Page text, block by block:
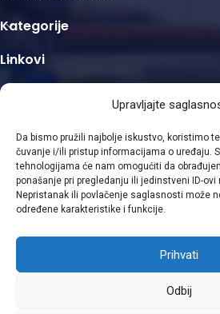
Upravljajte
Da bismo pružili najbolje iskustvo, koristimo
čuvanje i/ili pristup informacijama o uređaju.
tehnologijama će nam omogućiti da
ponašanje pri pregledanju ili jedinstveni ID-ovi
Nepristanak ili povlačenje saglasnosti može
određene karakteristike i funkcije.
Prihvati
Odbij
Kategorije
Linkovi
Kontakt informacije
Viber
© 2025 Gizmo d.o.o. Design